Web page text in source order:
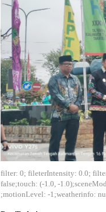
filter: 0; fileterIntensity: 0.0;
false;touch: (-1.0, -
;motionLevel: -1;weatherinfo: